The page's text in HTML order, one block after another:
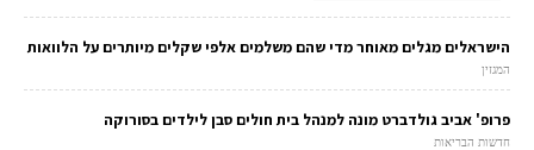
הישראלים מגלים מאוחר מדי שהם משלמים אלפי שקלים מיותרים על הלוואות
המגזין
פרופ' אביב גולדברט מונה למנהל בית חולים סבן לילדים בסורוקה
חדשות הבריאות